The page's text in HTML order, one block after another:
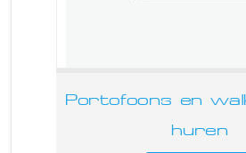
Portofoons en
huren